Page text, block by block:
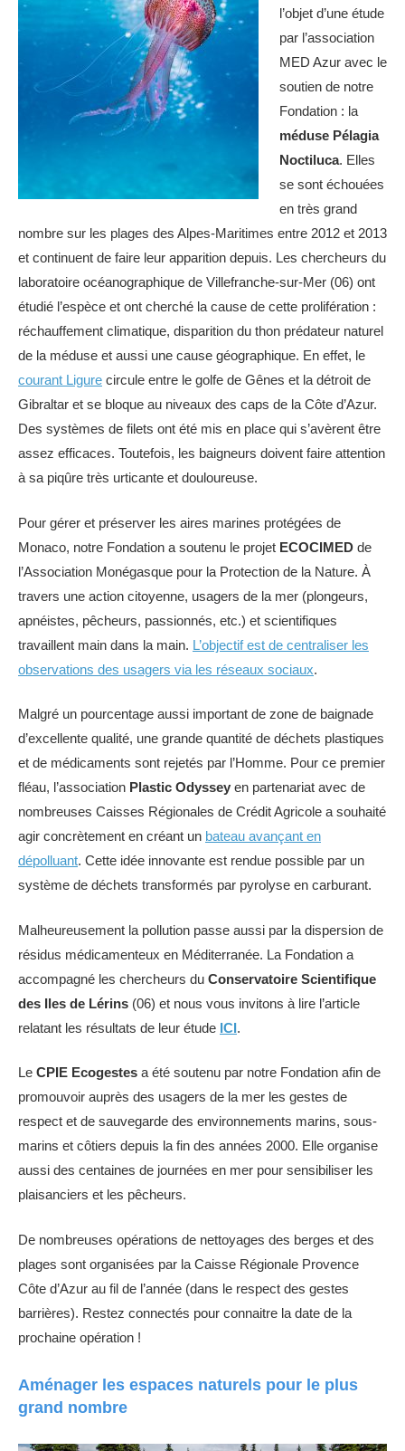
l’objet d’une étude
par l’association
MED Azur avec le
soutien de notre
Fondation : la
méduse Pélagia
Noctiluca. Elles
se sont échouées
en très grand
nombre sur les plages des Alpes-Maritimes entre 2012 et 2013
et continuent de faire leur apparition depuis. Les chercheurs du
laboratoire océanographique de Villefranche-sur-Mer (06) ont
étudié l’espèce et ont cherché la cause de cette prolifération :
réchauffement climatique, disparition du thon prédateur naturel
de la méduse et aussi une cause géographique. En effet, le
courant Ligure circule entre le golfe de Gênes et la détroit de
Gibraltar et se bloque au niveaux des caps de la Côte d’Azur.
Des systèmes de filets ont été mis en place qui s’avèrent être
assez efficaces. Toutefois, les baigneurs doivent faire attention
à sa piqûre très urticante et douloureuse.
Pour gérer et préserver les aires marines protégées de
Monaco, notre Fondation a soutenu le projet ECOCIMED de
l’Association Monégasque pour la Protection de la Nature. À
travers une action citoyenne, usagers de la mer (plongeurs,
apnéistes, pêcheurs, passionnés, etc.) et scientifiques
travaillent main dans la main. L’objectif est de centraliser les
observations des usagers via les réseaux sociaux.
Malgré un pourcentage aussi important de zone de baignade
d’excellente qualité, une grande quantité de déchets plastiques
et de médicaments sont rejetés par l’Homme. Pour ce premier
fléau, l’association Plastic Odyssey en partenariat avec de
nombreuses Caisses Régionales de Crédit Agricole a souhaité
agir concrètement en créant un bateau avançant en
dépolluant. Cette idée innovante est rendue possible par un
système de déchets transformés par pyrolyse en carburant.
Malheureusement la pollution passe aussi par la dispersion de
résidus médicamenteux en Méditerranée. La Fondation a
accompagné les chercheurs du Conservatoire Scientifique
des Iles de Lérins (06) et nous vous invitons à lire l’article
relatant les résultats de leur étude ICI.
Le CPIE Ecogestes a été soutenu par notre Fondation afin de
promouvoir auprès des usagers de la mer les gestes de
respect et de sauvegarde des environnements marins, sous-
marins et côtiers depuis la fin des années 2000. Elle organise
aussi des centaines de journées en mer pour sensibiliser les
plaisanciers et les pêcheurs.
De nombreuses opérations de nettoyages des berges et des
plages sont organisées par la Caisse Régionale Provence
Côte d’Azur au fil de l’année (dans le respect des gestes
barrières). Restez connectés pour connaitre la date de la
prochaine opération !
Aménager les espaces naturels pour le plus
grand nombre